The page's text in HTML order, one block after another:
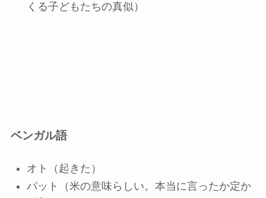
くる子どもたちの真似）
ベンガル語
オト（起きた）
パット（米の意味らしい。本当に言ったか定か